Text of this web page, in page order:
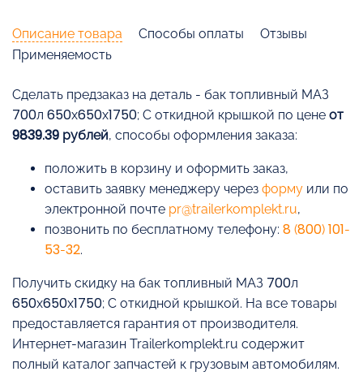
Описание товара Способы оплаты
Отзывы
Применяемость
Cделать предзаказ на деталь - бак топливный МАЗ
700л 650х650х1750; С откидной крышкой по цене от
9839.39 рублей, способы оформления заказа:
положить в корзину и оформить заказ,
оставить заявку менеджеру через форму или по
электронной почте pr@trailerkomplekt.ru,
позвонить по бесплатному телефону: 8 (800) 101-
53-32.
Получить скидку на бак топливный МАЗ 700л
650х650х1750; С откидной крышкой. На все товары
предоставляется гарантия от производителя.
Интернет-магазин Trailerkomplekt.ru содержит
полный каталог запчастей к грузовым автомобилям.